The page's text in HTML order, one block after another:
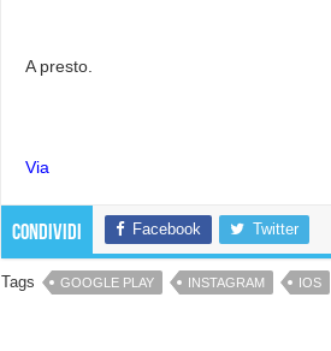
A presto.
Via
Condividi Facebook Twitter
Tags GOOGLE PLAY INSTAGRAM IOS